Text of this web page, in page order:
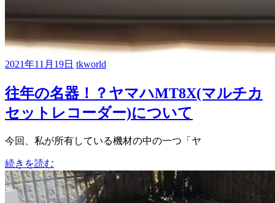
2021年11月19日 tkworld
往年の名器！？ヤマハMT8X(マルチカ
セットレコーダー)について
今回、私が所有している機材の中の一つ「ヤ
続きを読む